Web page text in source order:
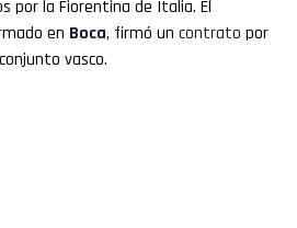
por la Fiorentina de Italia. El
en Boca, firmó un contrato por
vasco.